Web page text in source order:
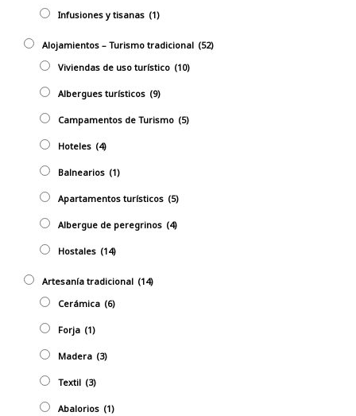
Infusiones y tisanas (1)
Alojamientos – Turismo tradicional (52)
Viviendas de uso turístico (10)
Albergues turísticos (9)
Campamentos de Turismo (5)
Hoteles (4)
Balnearios (1)
Apartamentos turísticos (5)
Albergue de peregrinos (4)
Hostales (14)
Artesaní­a tradicional (14)
Cerámica (6)
Forja (1)
Madera (3)
Textil (3)
Abalorios (1)